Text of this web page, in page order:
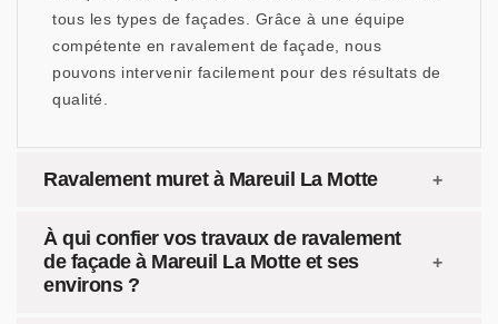
tous les types de façades. Grâce à une équipe
compétente en ravalement de façade, nous
pouvons intervenir facilement pour des résultats de
qualité.
Ravalement muret à Mareuil La Motte
À qui confier vos travaux de ravalement
de façade à Mareuil La Motte et ses
environs ?